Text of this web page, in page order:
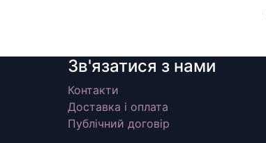
Зв'язатися з нами
Контакти
Доставка і оплата
Публічний договір